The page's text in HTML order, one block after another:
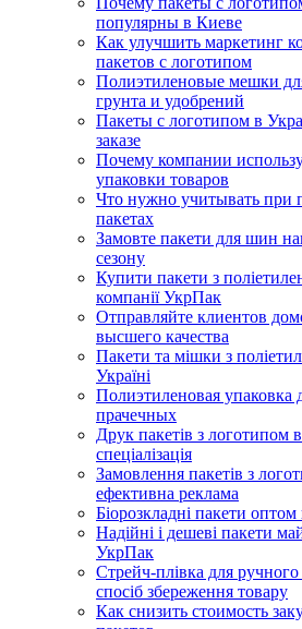
популярны в Киеве
Как улучшить маркетинг
пакетов с логотипом
Полиэтиленовые мешки
грунта и удобрений
Пакеты с логотипом в
заказе
Почему компании
упаковки товаров
Что нужно учитывать при
пакетах
Замовте пакети для шин
сезону
Купити пакети з
компанії УкрПак
Отправляйте клиентов
высшего качества
Пакети та мішки з
Україні
Полиэтиленовая упаковка
прачечных
Друк пакетів з логотипом
спеціалізація
Замовлення пакетів з
ефективна реклама
Біорозкладні пакети
Надійні і дешеві пакети
УкрПак
Стрейч-плівка для
спосіб збереження товару
Как снизить стоимость